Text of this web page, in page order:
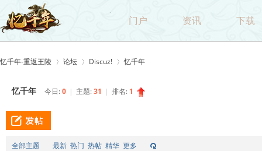
门户 资讯 下载
忆千年-重返王陵 论坛 Discuz! 忆千年
忆千年 今日:0 | 主题:31 | 排名: 1
全部主题 最新 热门 热帖 精华 更多